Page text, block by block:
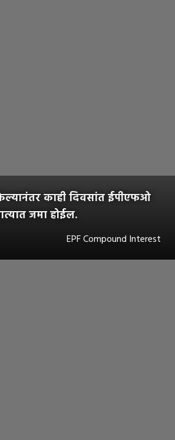
काही दिवसांत ईपीएफओ
जमा होईल.
EPF Compound Interest